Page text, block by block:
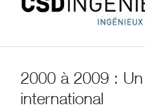
2000 à 2009 :
international